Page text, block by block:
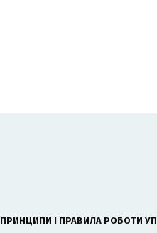
ПРИНЦИПИ І ПРАВИЛА РОБОТИ УП